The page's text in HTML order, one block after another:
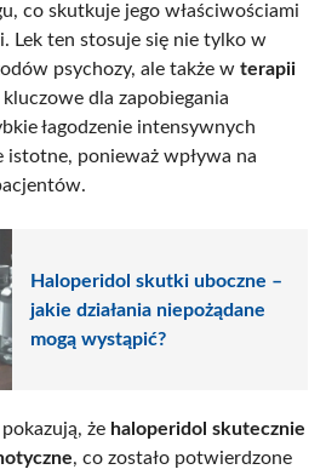
co skutkuje jego właściwościami
Lek ten stosuje się nie tylko w
psychozy, ale także w terapii
dla zapobiegania
łagodzenie intensywnych
ponieważ wpływa na
Haloperidol skutki uboczne –
jakie działania niepożądane
mogą wystąpić?
że haloperidol skutecznie
, co zostało potwierdzone